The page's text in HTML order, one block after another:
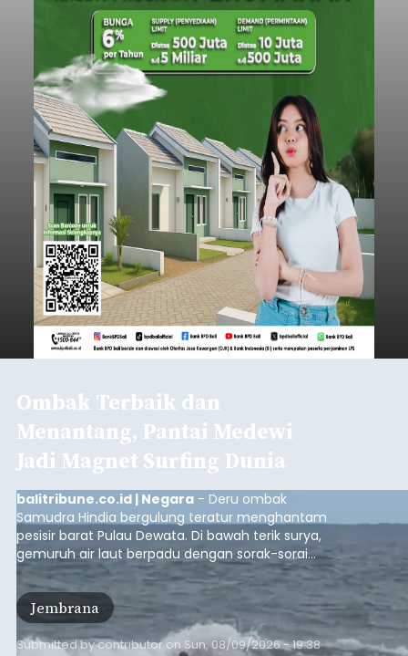
Ombak Terbaik dan
Menantang, Pantai Medewi
Jadi Magnet Surfing Dunia
balitribune.co.id | Negara - Deru ombak
Samudra Hindia bergulung teratur menghantam
pesisir barat Pulau Dewata. Di bawah terik surya,
gemuruh air laut berpadu dengan sorak-sorai
penonton yang memadati Pantai Medewi,
Kecamatan Pekutatan pada Minggu (9/8/2026).
Ratusan peselancar dari berbagai penjuru
nusantara berkompetisi menaklukan ombak
terbaik dan menantang.
Jembrana
Submitted bycontributoron Sun, 08/09/2026 - 19:38